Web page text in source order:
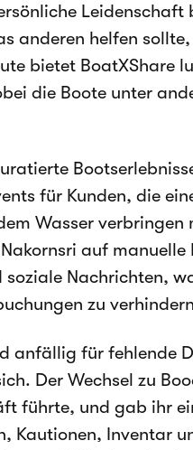
anderen helfen
bietet BoatXShare
die Boote unter
für Kunden, die
Wasser verbringen
auf manuelle
Nachrichten,
zu
anfällig für fehlende
Der Wechsel zu
führte, und gab ihr
Kautionen, Inventar